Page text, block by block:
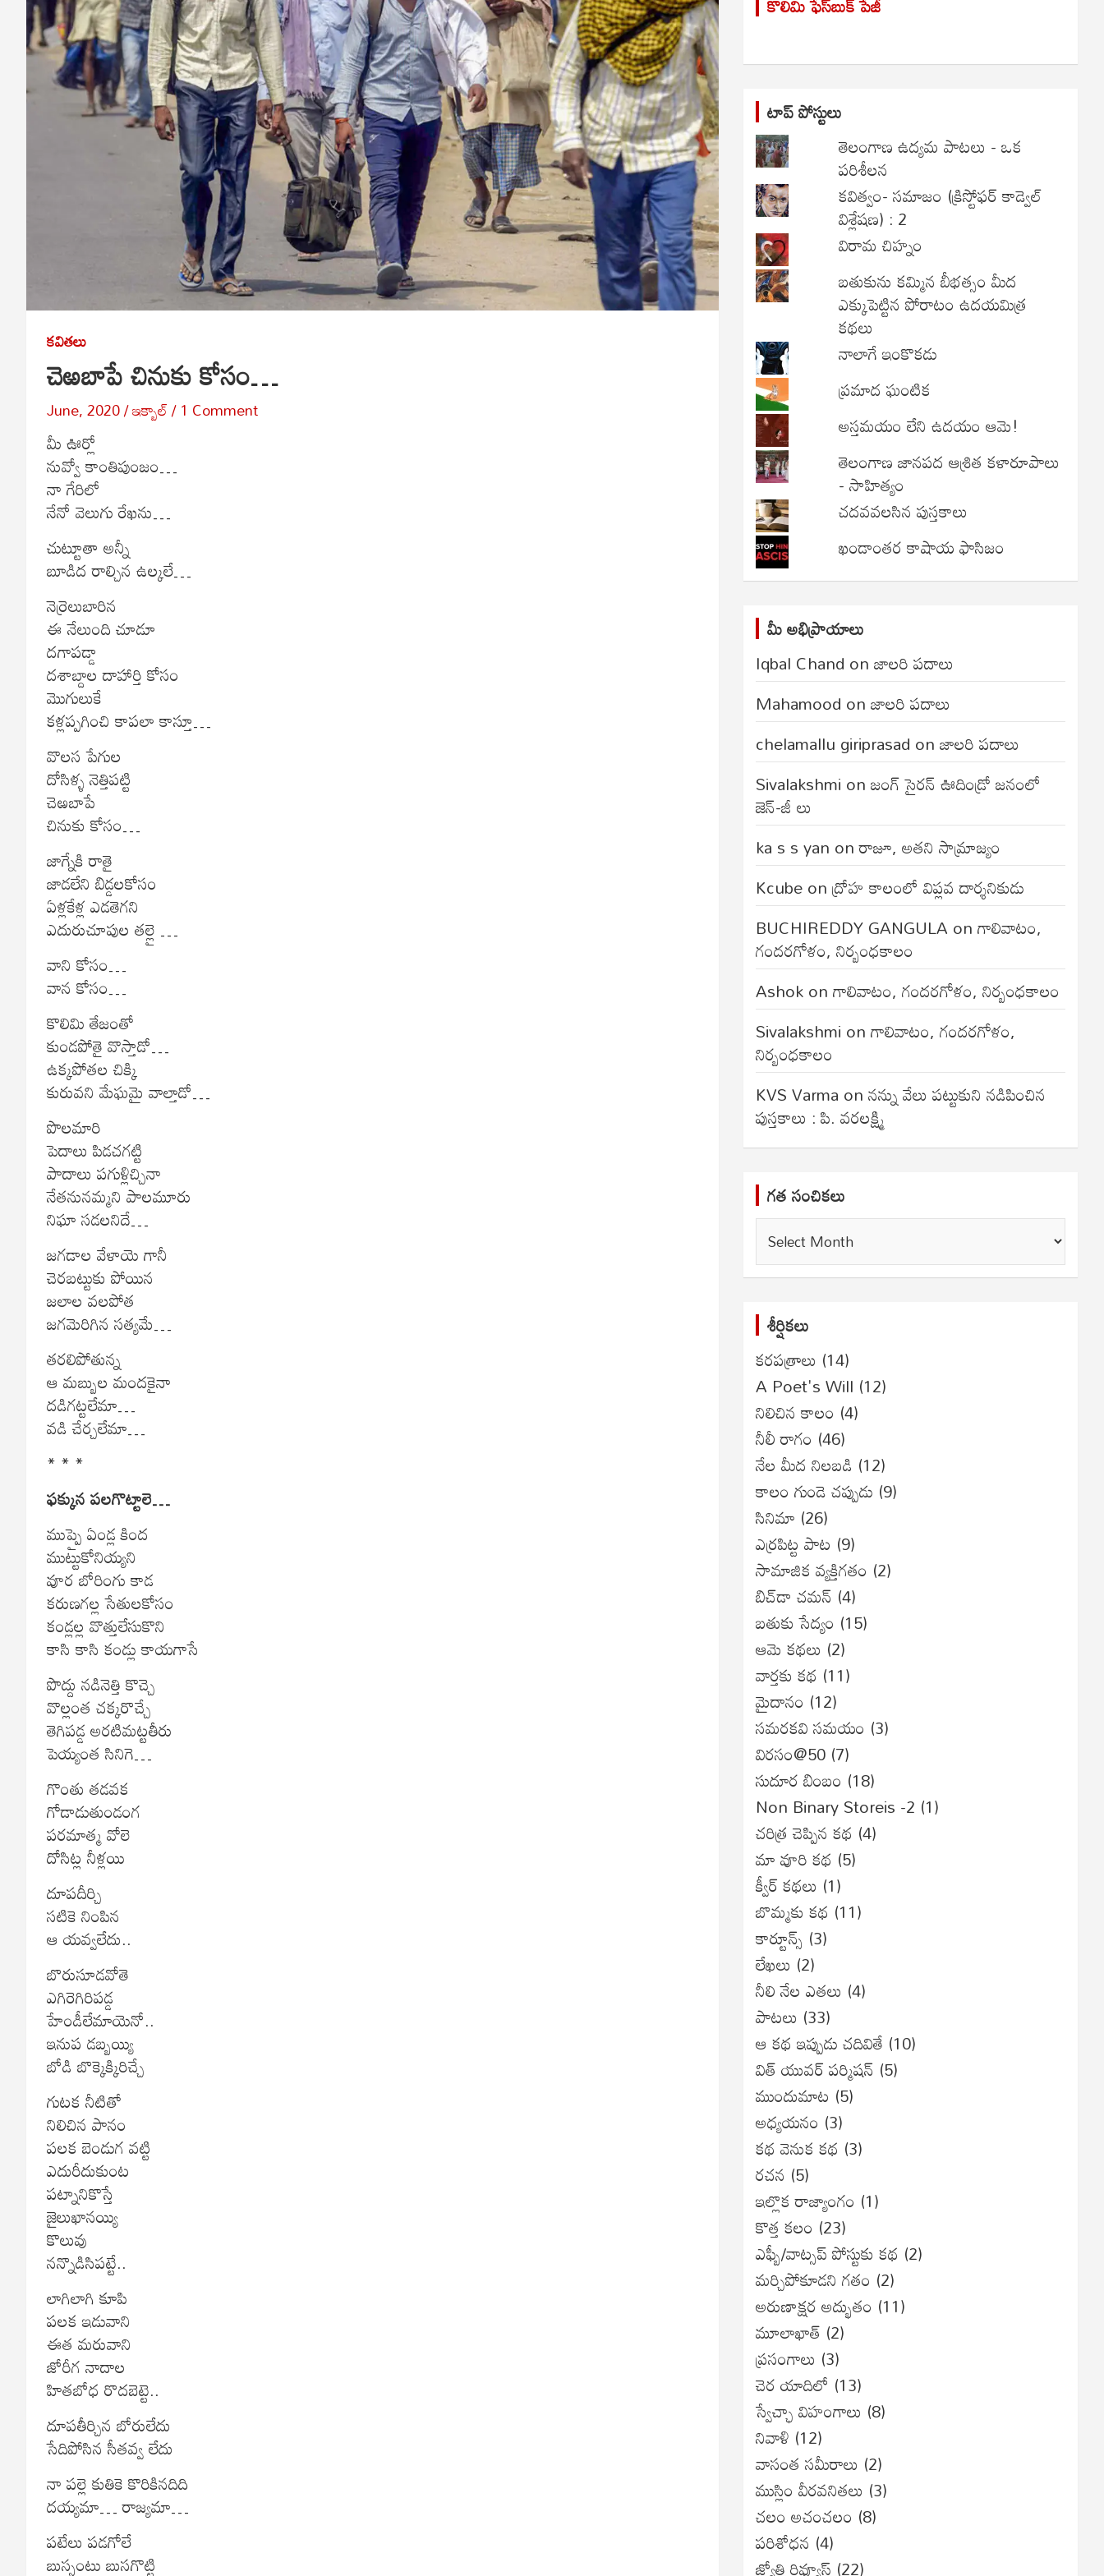
కవితలు
చెఱబాపే చినుకు కోసం…
June, 2020 ఇక్బాల్ 1 Comment
మీ ఊర్లో
నువ్వో కాంతిపుంజం…
నా గేరిలో
నేనో వెలుగు రేఖను…
చుట్టూతా అన్నీ
బూడిద రాల్చిన ఉల్కలే…
నెర్రెలుబారిన
ఈ నేలుంది చూడూ
దగాపడ్డా
దశాబ్దాల దాహార్తి కోసం
మొగులుకే
కళ్లప్పగించి కాపలా కాస్తూ…
వొలస పేగుల
దోసిళ్ళ నెత్తిపట్టి
చెఱబాపే
చినుకు కోసం…
జాగ్నేకి రాతై
జాడలేని బిడ్డలకోసం
ఏళ్లకేళ్ల ఎడతెగని
ఎదురుచూపుల తల్లై …
వాని కోసం…
వాన కోసం…
కొలిమి తేజంతో
కుండపోతై వొస్తాడో…
ఉక్కపోతల చిక్కి
కురువని మేఘమై వాల్తాడో…
పొలమారి
పెదాలు పిడచగట్టి
పాదాలు పగుళ్లిచ్చినా
నేతనునమ్మని పాలమూరు
నిఘా సడలనిదే…
జగడాల వేళాయె గానీ
చెరబట్టుకు పోయిన
జలాల వలపోత
జగమెరిగిన సత్యమే…
తరలిపోతున్న
ఆ మబ్బుల మందకైనా
దడిగట్టలేమా…
వడి చేర్చలేమా…
* * *
ఫక్కున పలగొట్టాలె…
ముప్పై ఏండ్ల కింద
ముట్టుకోనియ్యని
వూర బోరింగు కాడ
కరుణగల్ల సేతులకోసం
కండ్లల్ల వొత్తులేసుకొని
కాసి కాసి కండ్లు కాయగాసే
పొద్దు నడినెత్తి కొచ్చె
వొల్లంత చక్కరొచ్చే
తెగిపడ్డ అరటిమట్టతీరు
పెయ్యంత సినిగె…
గొంతు తడవక
గోడాడుతుండంగ
పరమాత్మ వోలె
దోసిట్ల నీళ్లయి
దూపదీర్చి
సటికె నింపిన
ఆ యవ్వలేదు..
బొరుసూడవోతె
ఎగిరెగిరిపడ్డ
హేండీలేమాయెనో..
ఇనుప డబ్బయ్యి
బోడి బొక్కెక్కిరిచ్చే
గుటక నీటితో
నిలిచిన పానం
పలక బెండుగ వట్టి
ఎదురీదుకుంట
పట్నానికొస్తే
జైలుఖానయ్యి
కొలువు
నన్నొడిసిపట్టే..
లాగిలాగి కూపి
పలక ఇడువాని
ఈత మరువాని
జోరీగ నాదాల
హితబోధ రొదబెట్టె..
దూపతీర్చిన బోరులేదు
సేదిపోసిన సీతవ్వ లేదు
నా పల్లె కుతికె కొరికినదిది
దయ్యమా… రాజ్యమా…
పటేలు పడగోలే
బుస్సంటు బుసగొట్టి
c
టాప్ పోస్టులు
తెలంగాణ ఉద్యమ పాటలు - ఒక
పరిశీలన
కవిత్వం- సమాజం (క్రిస్టోఫర్ కాడ్వెల్
విశ్లేషణ) : 2
విరామ చిహ్నం
బతుకును కమ్మిన బీభత్సం మీద
ఎక్కుపెట్టిన పోరాటం ఉదయమిత్ర
కథలు
నాలాగే ఇంకొకడు
ప్రమాద ఘంటిక
అస్తమయం లేని ఉదయం ఆమె!
తెలంగాణ జానపద ఆశ్రిత కళారూపాలు
- సాహిత్యం
చదవవలసిన పుస్తకాలు
ఖండాంతర కాషాయ ఫాసిజం
మీ అభిప్రాయాలు
Iqbal Chand onజాలరి పదాలు
Mahamood onజాలరి పదాలు
chelamallu giriprasad onజాలరి పదాలు
Sivalakshmi onజంగ్‌ సైరన్‌ ఊదిండ్రో జనంలో
జెన్-జీ లు
ka s s yan onరాజూ, అతని సామ్రాజ్యం
Kcubeonద్రోహ కాలంలో విప్లవ దార్శనికుడు
BUCHIREDDY GANGULA onగాలివాటం,
గందరగోళం, నిర్బంధకాలం
Ashokonగాలివాటం, గందరగోళం, నిర్బంధకాలం
Sivalakshmi onగాలివాటం, గందరగోళం,
నిర్బంధకాలం
KVS Varma onనన్ను వేలు పట్టుకుని నడిపించిన
పుస్తకాలు : పి. వరలక్ష్మి
గత సంచికలు
గత
సంచికలు
శీర్షికలు
కరపత్రాలు (14)
A Poet's Will (12)
నిలిచిన కాలం (4)
నీలీ రాగం (46)
నేల మీద నిలబడి (12)
కాలం గుండె చప్పుడు (9)
సినిమా (26)
ఎర్రపిట్ట పాట (9)
సామాజిక వ్యక్తిగతం (2)
బిచ్‌డా చమన్ (4)
బతుకు సేద్యం (15)
ఆమె కథలు (2)
వార్తకు కథ (11)
మైదానం (12)
సమరకవి సమయం (3)
విరసం@50 (7)
సుదూర బింబం (18)
Non Binary Storeis -2 (1)
చరిత్ర చెప్పిన కథ (4)
మా వూరి కథ (5)
క్వీర్ కథలు (1)
బొమ్మకు కథ (11)
కార్టూన్స్ (3)
లేఖలు (2)
నీలి నేల ఎతలు (4)
పాటలు (33)
ఆ కథ ఇప్పుడు చదివితే (10)
విత్ యువర్ పర్మిషన్ (5)
ముందుమాట (5)
అధ్యయనం (3)
కథ వెనుక కథ (3)
రచన (5)
ఇల్లొక రాజ్యాంగం (1)
కొత్త కలం (23)
ఎఫ్బీ/వాట్సప్ పోస్టుకు కథ (2)
మర్చిపోకూడని గతం (2)
అరుణాక్షర అద్భుతం (11)
మూలాఖాత్ (2)
ప్రసంగాలు (3)
చెర యాదిలో (13)
స్వేచ్ఛా విహంగాలు (8)
నివాళి (12)
వాసంత సమీరాలు (2)
ముస్లిం వీరవనితలు (3)
చలం అచంచలం (8)
ప‌రిశోధ‌న‌ (4)
జ్యోతి రివ్యూస్ (22)